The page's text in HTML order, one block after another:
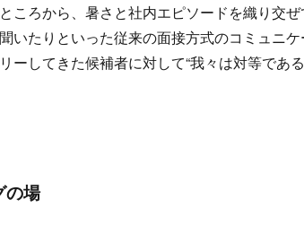
ころから、暑さと社内エピソードを織り交ぜ
いたりといった従来の面接方式のコミュニ
ーしてきた候補者に対して“我々は対等であ
の場